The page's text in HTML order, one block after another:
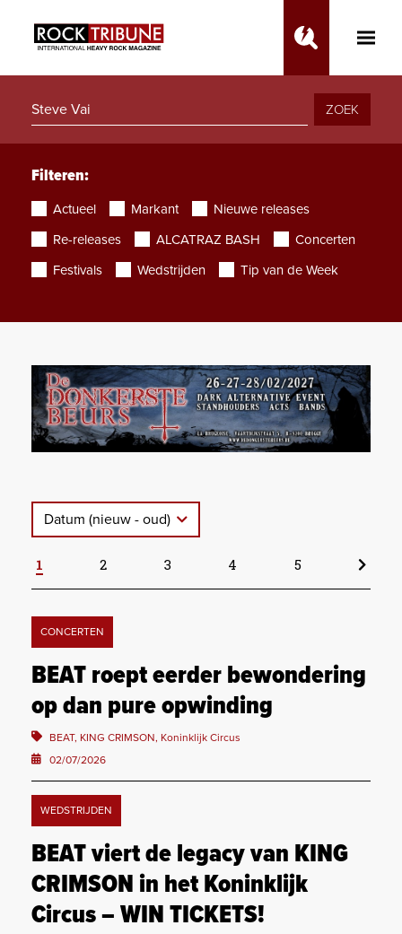
Toggle
ZOEK
Filteren:
Actueel Markant
Nieuwe releases
Re-releases
ALCATRAZ BASH
Concerten
Festivals
Wedstrijden Tip van de Week
Datum (nieuw - oud)
1 2 3 4 5
CONCERTEN
BEAT roept eerder bewondering
op dan pure opwinding
BEAT, KING CRIMSON, Koninklijk Circus
02/07/2026
WEDSTRIJDEN
BEAT viert de legacy van KING
CRIMSON in het Koninklijk
Circus – WIN TICKETS!